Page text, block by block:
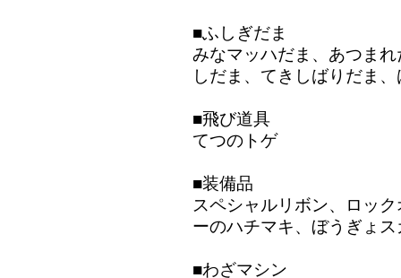
■ふしぎだま
みなマッハだま、あつま
しだま、てきしばりだま
■飛び道具
てつのトゲ
■装備品
スペシャルリボン、ロッ
ーのハチマキ、ぼうぎょス
■わざマシン